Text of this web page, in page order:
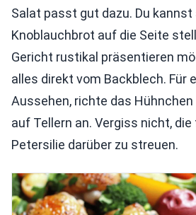
Salat passt gut dazu. Du
Knoblauchbrot auf die Seite
Gericht rustikal präsentieren
alles direkt vom Backblech. Für
Aussehen, richte das
auf Tellern an. Vergiss nicht,
Petersilie darüber zu streuen.